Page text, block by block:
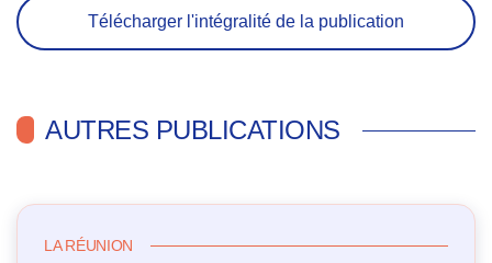
Télécharger l'intégralité de la publication
AUTRES PUBLICATIONS
LA RÉUNION